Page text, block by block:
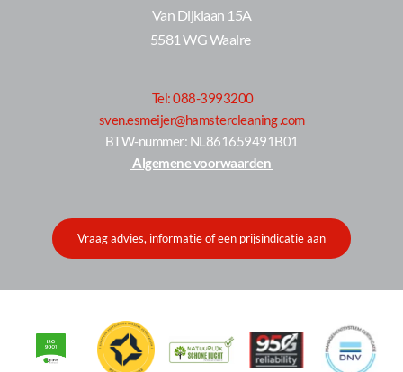
Van Dijklaan 15A
5581 WG Waalre
Tel: 088-3993200
sven.esmeijer@hamstercleaning .com
BTW-nummer: NL861659491B01
Algemene voorwaarden
Vraag advies, informatie of een prijsindicatie aan